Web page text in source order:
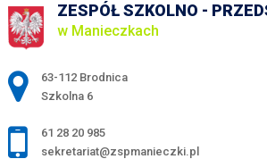
ZESPÓŁ SZKOLNO -
w Manieczkach
Adres pocztowy:
63-112 Brodnica
Szkolna 6
61 28 20 985
sekretariat@zspmanieczki.pl